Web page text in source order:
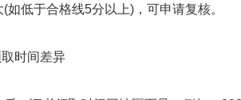
如低于合格线5分以上)，可申请复核。
时间差异